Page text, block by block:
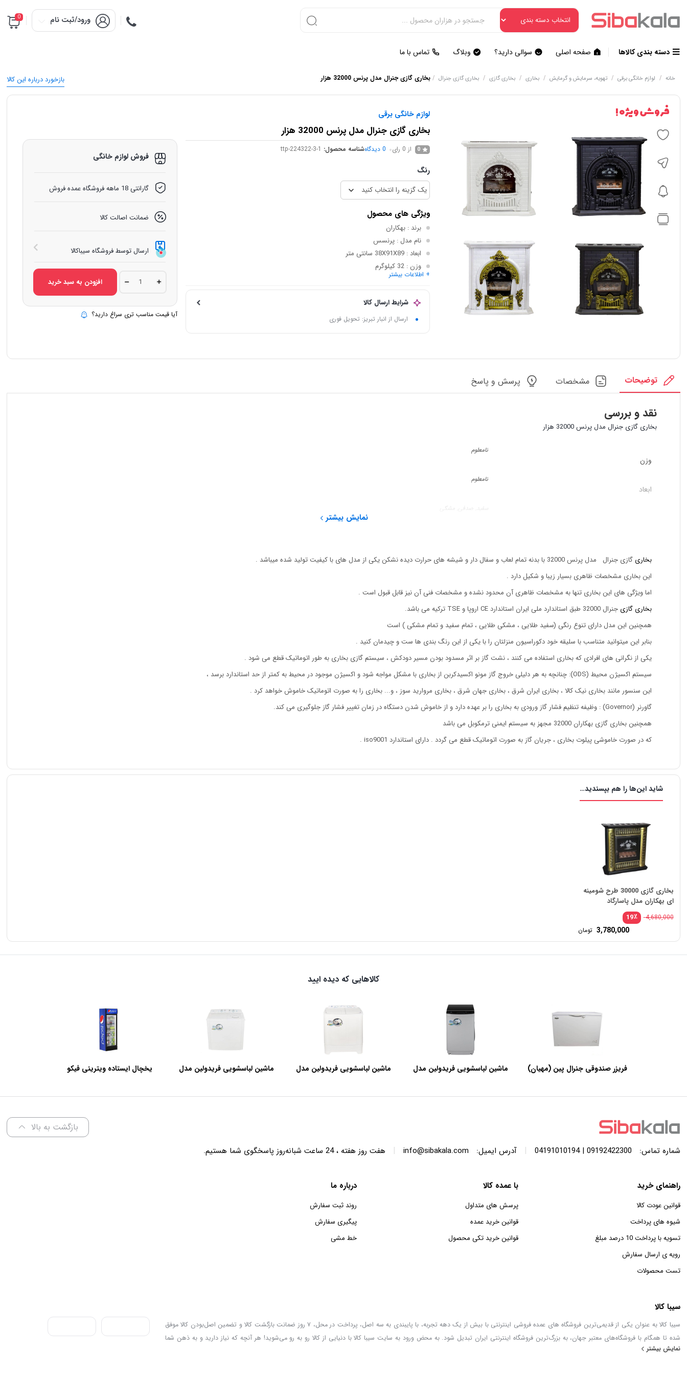
ورود/ثبت نام 0
دسته بندی کالاها صفحه اصلی سوالی دارید؟ وبلاگ تماس با ما
بازخورد درباره این کالا خانه / لوازم خانگی برقی / تهویه، سرمایش و گرمایش / بخاری / بخاری گازی / بخاری گازی جنرال /بخاری گازی جنرال مدل پرنس 32000 هزار
فروش ویژه ! لوازم خانگی برقی
بخاری گازی جنرال مدل پرنس 32000 هزار
0 از 0 رای 0 دیدگاهشناسه محصول: ttp-224322-3-1
رنگ
ویژگی های محصول
برند: بهکاران
نام مدل: پرنسس
ابعاد: 38X91X89 سانتی متر
وزن: 32 کیلوگرم
نوع سوخت
+ اطلاعات بیشتر
شرایط ارسال کالا
ارسال از انبار تبریز: تحویل فوری
فروش لوازم خانگی
گارانتی 18 ماهه فروشگاه عمده فروش
ضمانت اصالت کالا
ارسال توسط فروشگاه سیباکالا
بخاری
گازی
مدل
پرنس
32000
افزودن به سبد خرید
آیا قیمت مناسب تری سراغ دارید؟
توضیحات مشخصات پرسش و پاسخ
نقد و بررسی
بخاری گازی جنرال مدل پرنس 32000 هزار
وزن
نامعلوم
ابعاد
نامعلوم
سفید, صدفی, مشکی
نمایش بیشتر
بخاریگازی جنرال مدل پرنس 32000 با بدنه تمام لعاب و سفال دار و شیشه های حرارت دیده نشکن یکی از مدل های با کیفیت تولید شده میباشد .
این بخاری مشخصات ظاهری بسیار زیبا و شکیل دارد .
اما ویژگی های این بخاری تنها به مشخصات ظاهری آن محدود نشده و مشخصات فنی آن نیز قابل قبول است .
بخاری گازی جنرال 32000 طبق استاندارد ملی ایران استاندارد CE اروپا و TSE ترکیه می باشد.
همچنین این مدل دارای تنوع رنگی (سفید طلایی ، مشکی طلایی ، تمام سفید و تمام مشکی ) است
بنابر این میتوانید متناسب با سلیقه خود دکوراسیون منزلتان را با یکی از این رنگ بندی ها ست و چیدمان کنید .
یکی از نگرانی های افرادی که بخاری استفاده می کنند ، نشت گاز بر اثر مسدود بودن مسیر دودکش ، سیستم گازی بخاری به طور اتوماتیک قطع می شود .
سیستم اکسیژن محیط (ODS): چنانچه به هر دلیلی خروج گاز مونو اکسیدکربن از بخاری با مشکل مواجه شود و اکسیژن موجود در محیط به کمتر از حد استاندارد برسد ،
این سنسور مانند بخاری نیک کالا ، بخاری ایران شرق ، بخاری جهان شرق ، بخاری مروارید سوز ، و.‌.. بخاری را به صورت اتوماتیک خاموش خواهد کرد .
گاورنر (Governor) : وظیفه تنظیم فشار گاز ورودی به بخاری را بر عهده دارد و از خاموش شدن دستگاه در زمان تغییر فشار گاز جلوگیری می کند.
همچنین بخاری گازی بهکاران 32000 مجهز به سیستم ایمنی ترمکوبل می باشد
که در صورت خاموشی پیلوت بخاری ، جریان گاز به صورت اتوماتیک قطع می گردد . دارای استاندارد iso9001 .
شاید این‌ها را هم بپسندید…
بخاری گازی 30000 طرح شومینه
ای بهکاران مدل پاسارگاد
٪19 4,680,000
3,780,000 تومان
کالاهایی که دیده ایید
فریزر صندوقی جنرال پین (مهیان)
ماشین لباسشویی فریدولین مدل
ماشین لباسشویی فریدولین مدل
ماشین لباسشویی فریدولین مدل
یخچال ایستاده ویترینی فیکو
بازگشت به بالا
شماره تماس: 09192422300 | 04191010194
| آدرس ایمیل: info@sibakala.com
| هفت روز هفته ، 24 ساعت شبانه‌روز پاسخگوی شما هستیم.
راهنمای خرید
قوانین عودت کالا
شیوه های پرداخت
تسویه با پرداخت 10 درصد مبلغ
رویه ی ارسال سفارش
تست محصولات
با عمده کالا
پرسش های متداول
قوانین خرید عمده
قوانین خرید تکی محصول
درباره ما
روند ثبت سفارش
پیگیری سفارش
خط مشی
سیبا کالا
سیبا کالا به عنوان یکی از قدیمی‌ترین فروشگاه های عمده فروشی اینترنتی با بیش از یک دهه تجربه، با پایبندی به سه اصل، پرداخت در محل، ۷ روز ضمانت بازگشت کالا و تضمین اصل‌بودن کالا موفق
شده تا همگام با فروشگاه‌های معتبر جهان، به بزرگ‌ترین فروشگاه اینترنتی ایران تبدیل شود. به محض ورود به سایت سیبا کالا با دنیایی از کالا رو به رو می‌شوید! هر آنچه که نیاز دارید و به ذهن شما
خطور می‌کند در اینجا پیدا خواهید کرد.
نمایش بیشتر